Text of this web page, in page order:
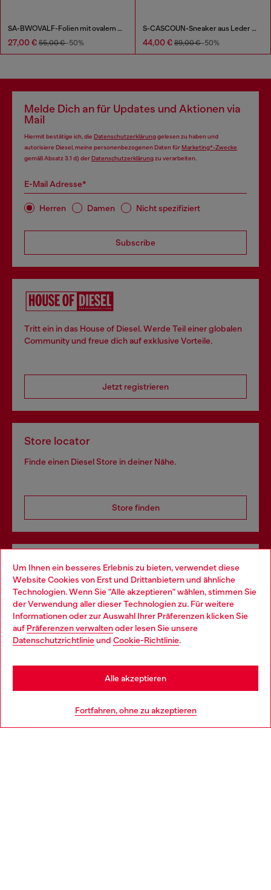
Um Ihnen ein besseres Erlebnis zu bieten, verwendet diese
Website Cookies von Erst und Drittanbietern und ähnliche
Technologien. Wenn Sie "Alle akzeptieren" wählen, stimmen Sie
der Verwendung aller dieser Technologien zu. Für weitere
Informationen oder zur Auswahl Ihrer Präferenzen klicken Sie
auf Präferenzen verwaltenoder lesen Sie unsere
Datenschutzrichtlinieund Cookie-Richtlinie.
Fortfahren, ohne zu akzeptieren
Alle akzeptieren
SA-BWOVALF-Folien mit ovalem D-Logo
27,00 € 55,00 €-50%
S-CASCOUN-Sneaker aus Leder mit seitlichem Logo
44,00 € 89,00 €-50%
Melde Dich an für Updates und Aktionen via
Mail
Hiermit bestätige ich, die Datenschutzerklärunggelesen zu haben und
autorisiere Diesel, meine personenbezogenen Daten fürMarketing*-Zwecke
gemäß Absatz 3.1 d) derDatenschutzerklärungzu verarbeiten.
E-Mail Adresse*
Herren Damen Nicht spezifiziert
Subscribe
Tritt ein in das House of Diesel. Werde Teil einer globalen
Community und freue dich auf exklusive Vorteile.
Jetzt registrieren
Store locator
Finde einen Diesel Store in deiner Nähe.
Store finden
Omnichannel-Services
Entdecke unser gesamtes Service-Angebot, online und
im Store.
Mehr erfahren
Choose your location
You are currently browsing Deutschland website, but it seems
you may be based in United States